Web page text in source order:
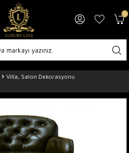
0
Villa, Salon Dekorasyonu